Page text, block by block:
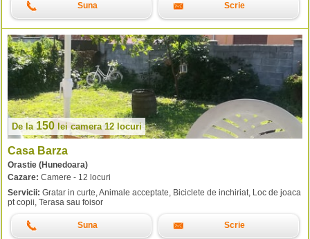
Suna Scrie
De la 150 lei camera 12 locuri
Casa Barza
Orastie (Hunedoara)
Cazare: Camere - 12 locuri
Servicii: Gratar in curte, Animale acceptate, Biciclete de inchiriat, Loc de joaca
pt copii, Terasa sau foisor
Suna Scrie